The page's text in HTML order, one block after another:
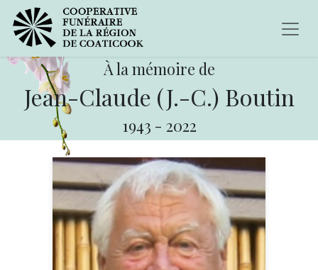
À la mémoire de
Jean-Claude (J.-C.) Boutin
1943 - 2022